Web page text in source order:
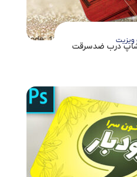
ویزیت
درب ضدسرقت